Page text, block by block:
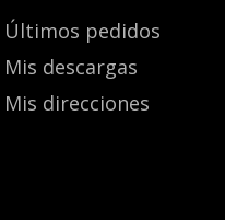
Últimos pedidos
Mis descargas
Mis direcciones